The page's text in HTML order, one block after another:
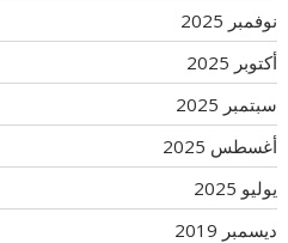
نوفمبر 2025
أكتوبر 2025
سبتمبر 2025
أغسطس 2025
يوليو 2025
ديسمبر 2019